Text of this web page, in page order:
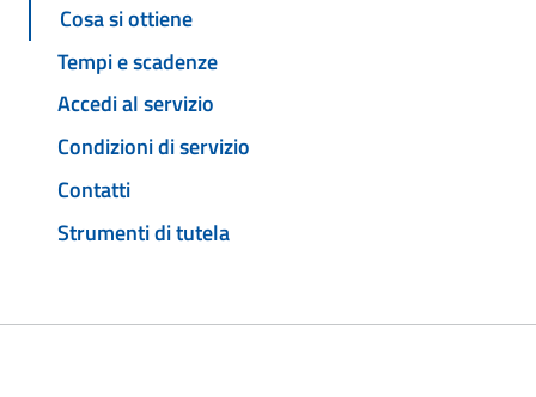
Cosa si ottiene
Tempi e scadenze
Accedi al servizio
Condizioni di servizio
Contatti
Strumenti di tutela